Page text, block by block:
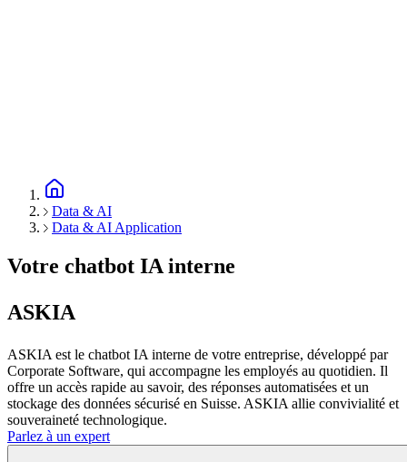
Data & AI
Data & AI Application
Votre chatbot IA interne
ASKIA
ASKIA est le chatbot IA interne de votre entreprise, développé par
Corporate Software, qui accompagne les employés au quotidien. Il
offre un accès rapide au savoir, des réponses automatisées et un
stockage des données sécurisé en Suisse. ASKIA allie convivialité et
souveraineté technologique.
Parlez à un expert